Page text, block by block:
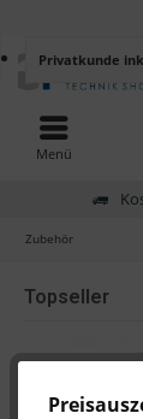
Menü
Privatkunde
Zubehör
Topseller